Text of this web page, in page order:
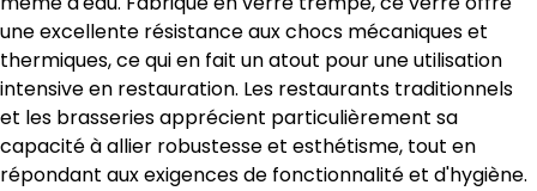
une excellente résistance aux chocs mécaniques et
thermiques, ce qui en fait un atout pour une utilisation
intensive en restauration. Les restaurants traditionnels
et les brasseries apprécient particulièrement sa
capacité à allier robustesse et esthétisme, tout en
répondant aux exigences de fonctionnalité et d'hygiène.